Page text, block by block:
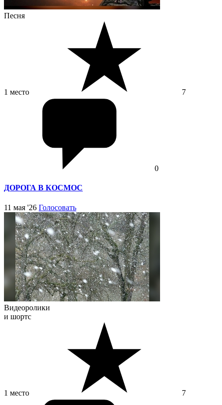
Песня
1 место 7
0
ДОРОГА В КОСМОС
11 мая '26 Голосовать
Видеоролики
и шортс
1 место 7